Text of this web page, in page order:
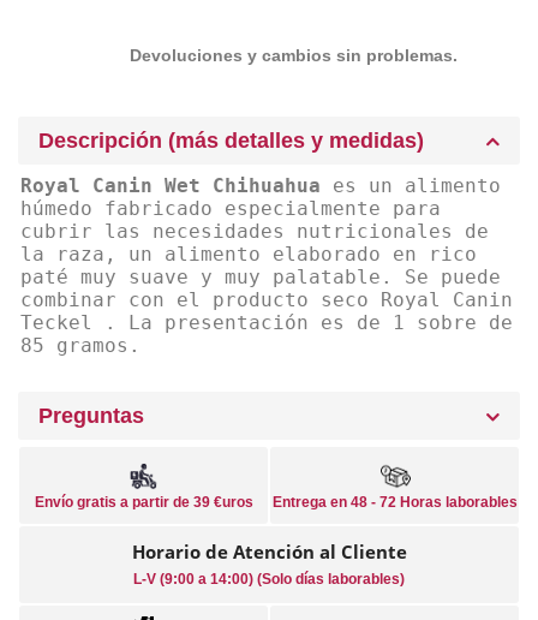
Devoluciones y cambios sin problemas.
Descripción (más detalles y medidas)
Royal Canin Wet Chihuahua es un alimento
húmedo fabricado especialmente para
cubrir las necesidades nutricionales de
la raza, un alimento elaborado en rico
paté muy suave y muy palatable. Se puede
combinar con el producto seco Royal Canin
Teckel . La presentación es de 1 sobre de
85 gramos.
Preguntas
Envío gratis a partir de 39 €uros Entrega en 48 - 72 Horas laborables
Horario de Atención al Cliente
L-V (9:00 a 14:00) (Solo días laborables)